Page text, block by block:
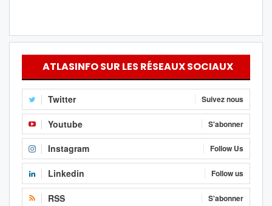
ATLASINFO SUR LES RÉSEAUX SOCIAUX
Twitter Suivez nous
Youtube S'abonner
Instagram Follow Us
Linkedin Follow us
RSS S'abonner